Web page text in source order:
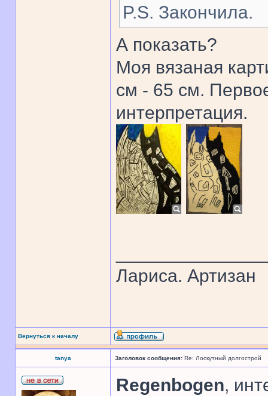
P.S. Закончила.
А показать?
Моя вязаная
см - 65 см.
интерпретация.
Лариса. Артизан
Вернуться к началу
tanya Заголовок сообщения: Re: Лоскутный долгострой
Regenbogen,